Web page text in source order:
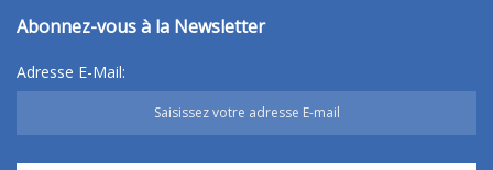
Abonnez-vous à la Newsletter
Adresse E-Mail: